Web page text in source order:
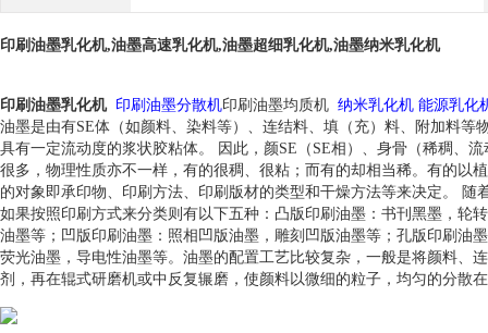
印刷油墨乳化机,油墨高速乳化机,油墨超细乳化机,油墨纳米乳化机
印刷油墨乳化机 印刷油墨分散机印刷油墨均质机 纳米乳化机 能源乳化
油墨是由有SE体（如颜料、染料等）、连结料、填（充）料、附加料
具有一定流动度的浆状胶粘体。 因此，颜SE（SE相）、身骨（稀稠、
很多，物理性质亦不一样，有的很稠、很粘；而有的却相当稀。有的以
的对象即承印物、印刷方法、印刷版材的类型和干燥方法等来决定。
如果按照印刷方式来分类则有以下五种：凸版印刷油墨：书刊黑墨，轮
油墨等；凹版印刷油墨：照相凹版油墨，雕刻凹版油墨等；孔版印刷油
荧光油墨，导电性油墨等。油墨的配置工艺比较复杂，一般是将颜料、
剂，再在辊式研磨机或中反复辗磨，使颜料以微细的粒子，均匀的分散